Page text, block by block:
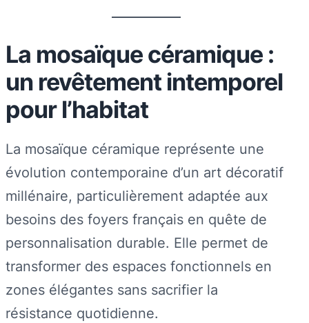
La mosaïque céramique :
un revêtement intemporel
pour l’habitat
La mosaïque céramique représente une
évolution contemporaine d’un art décoratif
millénaire, particulièrement adaptée aux
besoins des foyers français en quête de
personnalisation durable. Elle permet de
transformer des espaces fonctionnels en
zones élégantes sans sacrifier la
résistance quotidienne.